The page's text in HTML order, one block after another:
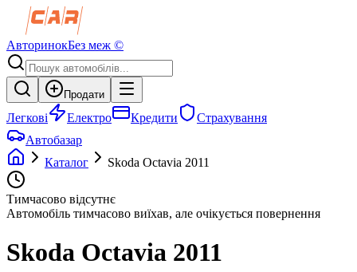
АвторинокБез меж ©
Продати
Легкові Електро Кредити
Страхування
Автобазар
Каталог
Skoda Octavia 2011
Тимчасово відсутнє
Автомобіль тимчасово виїхав, але очікується повернення
Skoda Octavia 2011